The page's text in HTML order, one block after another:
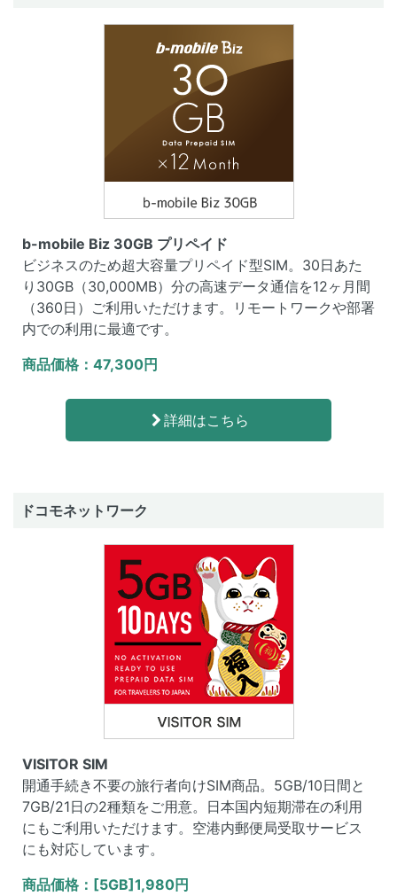
b-mobile Biz 30GB プリペイド
ビジネスのため超大容量プリペイド型SIM。30日あた
り30GB（30,000MB）分の高速データ通信を12ヶ月間
（360日）ご利用いただけます。リモートワークや部署
内での利用に最適です。
商品価格：47,300円
詳細はこちら
ドコモネットワーク
VISITOR SIM
開通手続き不要の旅行者向けSIM商品。5GB/10日間と
7GB/21日の2種類をご用意。日本国内短期滞在の利用
にもご利用いただけます。空港内郵便局受取サービス
にも対応しています。
商品価格：[5GB]1,980円